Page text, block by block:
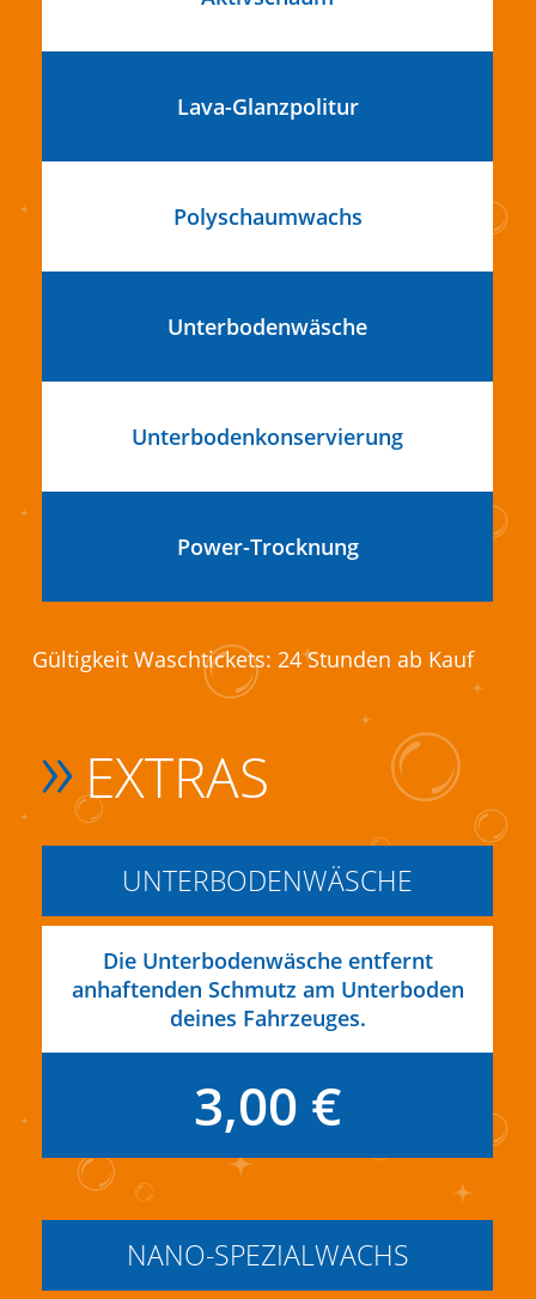
Lava-Glanzpolitur
Polyschaumwachs
Unterbodenwäsche
Unterbodenkonservierung
Power-Trocknung
Gültigkeit Waschtickets: 24 Stunden ab Kauf
»EXTRAS
UNTERBODENWÄSCHE
3,00 €
Die Unterbodenwäsche entfernt
anhaftenden Schmutz am Unterboden
deines Fahrzeuges.
NANO-SPEZIALWACHS